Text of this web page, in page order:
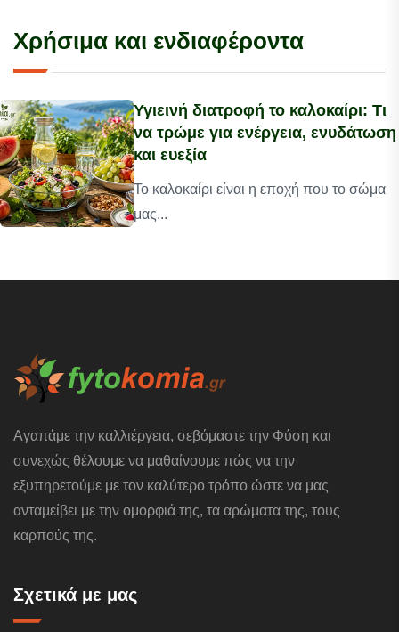
Χρήσιμα και ενδιαφέροντα
Υγιεινή διατροφή το καλοκαίρι: Τι
να τρώμε για ενέργεια, ενυδάτωση
και ευεξία
Το καλοκαίρι είναι η εποχή που το σώμα
μας...
Αγαπάμε την καλλιέργεια, σεβόμαστε την Φύση και
συνεχώς θέλουμε να μαθαίνουμε πώς να την
εξυπηρετούμε με τον καλύτερο τρόπο ώστε να μας
ανταμείβει με την ομορφιά της, τα αρώματα της, τους
καρπούς της.
Σχετικά με μας